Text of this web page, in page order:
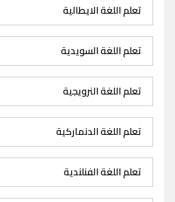
تعلم اللغة الايطالية
تعلم اللغة السويدية
تعلم اللغة النرويجية
تعلم اللغة الدنماركية
تعلم اللغة الفنلندية